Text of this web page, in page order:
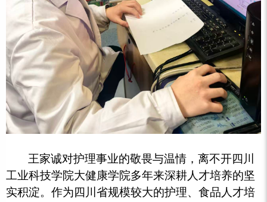
王家诚对护理事业的敬畏与温情，离不开四川
工业科技学院大健康学院多年来深耕人才培养的坚
实积淀。作为四川省规模较大的护理、食品人才培